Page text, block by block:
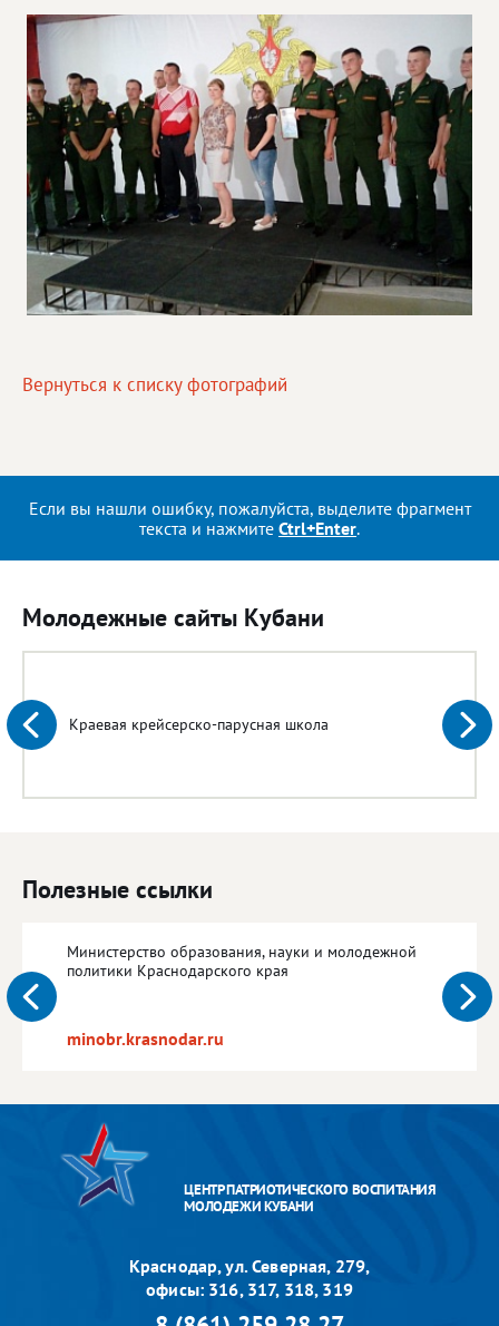
Вернуться к списку фотографий
Если вы нашли ошибку, пожалуйста, выделите фрагмент
текста и нажмите Ctrl+Enter.
Молодежные сайты Кубани
Краевая крейсерско-парусная школа
Полезные ссылки
Министерство образования, науки и молодежной
политики Краснодарского края
minobr.krasnodar.ru
ЦЕНТР ПАТРИОТИЧЕСКОГО ВОСПИТАНИЯ
МОЛОДЕЖИ КУБАНИ
Краснодар, ул. Северная, 279,
офисы: 316, 317, 318, 319